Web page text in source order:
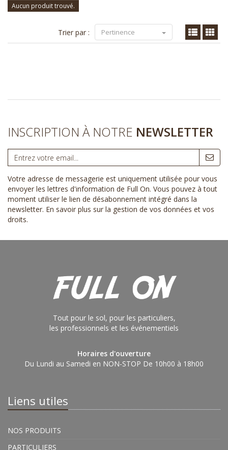
Aucun produit trouvé.
Trier par : Pertinence
INSCRIPTION À NOTRE NEWSLETTER
Votre adresse de messagerie est uniquement utilisée pour vous
envoyer les lettres d'information de Full On. Vous pouvez à tout
moment utiliser le lien de désabonnement intégré dans la
newsletter. En savoir plus sur la gestion de vos données et vos
droits.
Tout pour le sol, pour les particuliers,
les professionnels et les événementiels
Horaires d'ouverture
Du Lundi au Samedi en NON-STOP De 10h00 à 18h00
Liens utiles
NOS PRODUITS
PARTICULIERS